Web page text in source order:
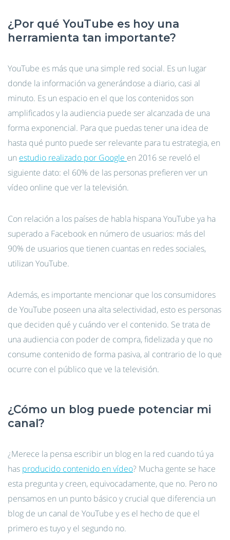
¿Por qué YouTube es hoy una
herramienta tan importante?
YouTube es más que una simple red social. Es un lugar
donde la información va generándose a diario, casi al
minuto. Es un espacio en el que los contenidos son
amplificados y la audiencia puede ser alcanzada de una
forma exponencial. Para que puedas tener una idea de
hasta qué punto puede ser relevante para tu estrategia, en
un estudio realizado por Google en 2016 se reveló el
siguiente dato: el 60% de las personas prefieren ver un
vídeo online que ver la televisión.
Con relación a los países de habla hispana YouTube ya ha
superado a Facebook en número de usuarios: más del
90% de usuarios que tienen cuantas en redes sociales,
utilizan YouTube.
Además, es importante mencionar que los consumidores
de YouTube poseen una alta selectividad, esto es personas
que deciden qué y cuándo ver el contenido. Se trata de
una audiencia con poder de compra, fidelizada y que no
consume contenido de forma pasiva, al contrario de lo que
ocurre con el público que ve la televisión.
¿Cómo un blog puede potenciar mi
canal?
¿Merece la pensa escribir un blog en la red cuando tú ya
has producido contenido en vídeo? Mucha gente se hace
esta pregunta y creen, equivocadamente, que no. Pero no
pensamos en un punto básico y crucial que diferencia un
blog de un canal de YouTube y es el hecho de que el
primero es tuyo y el segundo no.